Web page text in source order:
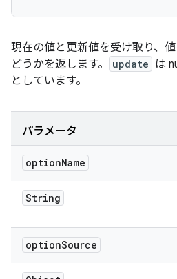
現在の値と更新値を受け取り、
どうかを返します。
update は
としています。
パラメータ
optionName
String
optionSource